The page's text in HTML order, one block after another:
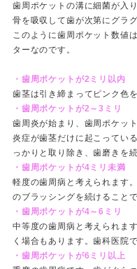
歯周ポケットの溝に細菌が入
骨を吸収して歯が次第にグラ
このように歯周ポケット数値
ターなのです。
・歯周ポケットが2ミリ以内
歯茎は引き締まってピンク色
・歯周ポケットが2～3ミリ
歯周炎が始まり、歯周ポケッ
炎症が歯茎だけに起こってい
っかりと取り除き、歯磨きを
・歯周ポケットが4ミリ未満
軽度の歯周病と考えられます
のブラッシングを続けること
・歯周ポケットが4～6ミリ
中等度の歯周病と考えられま
く場合もあります。歯科医院
・歯周ポケットが6ミリ以上